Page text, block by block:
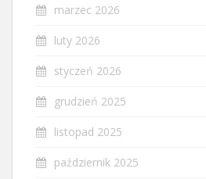
marzec 2026
luty 2026
styczeń 2026
grudzień 2025
listopad 2025
październik 2025